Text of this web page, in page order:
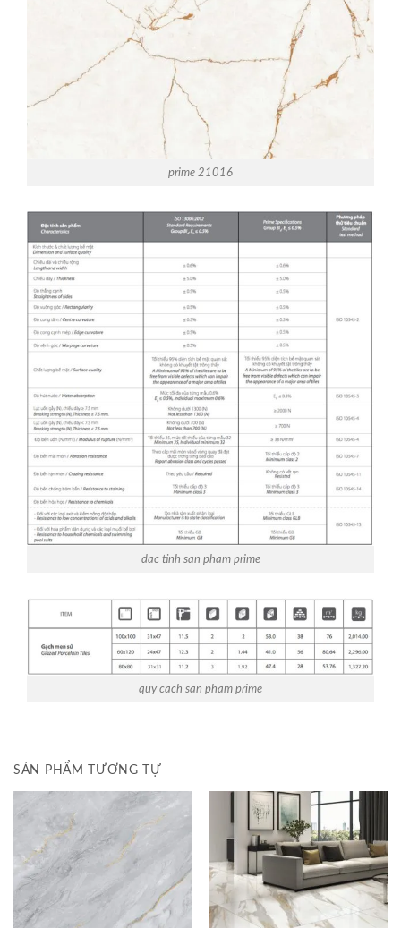
prime 21016
dac tinh san pham prime
quy cach san pham prime
SẢN PHẨM TƯƠNG TỰ